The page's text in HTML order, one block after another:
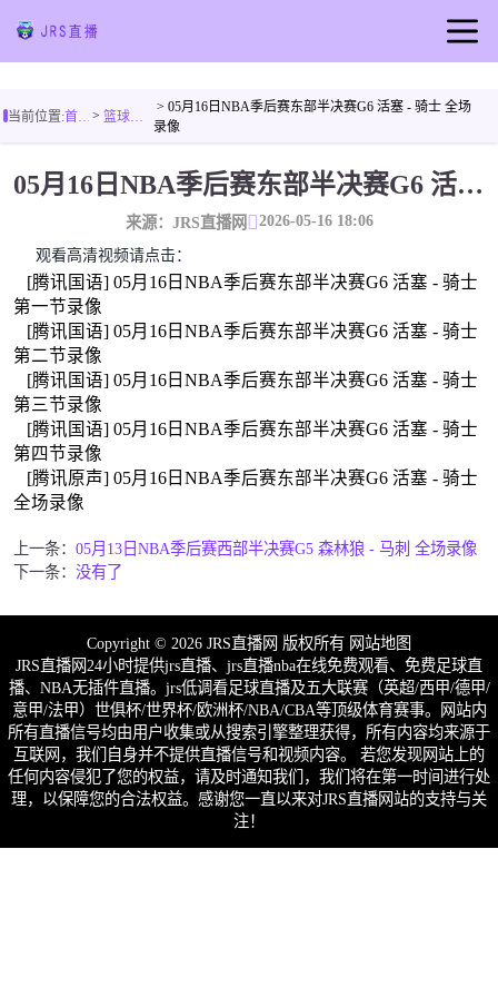
足球直播
足球视频
篮球视频
足球新闻
篮球新闻
当前位置: 首页 > 篮球视频
> 05月16日NBA季后赛东部半决赛G6 活塞 - 骑士 全场
录像
05月16日NBA季后赛东部半决赛G6 活塞 - 骑士 全场录像
来源：JRS直播网 2026-05-16 18:06
观看高清视频请点击：
[腾讯国语] 05月16日NBA季后赛东部半决赛G6 活塞 - 骑士
第一节录像
[腾讯国语] 05月16日NBA季后赛东部半决赛G6 活塞 - 骑士
第二节录像
[腾讯国语] 05月16日NBA季后赛东部半决赛G6 活塞 - 骑士
第三节录像
[腾讯国语] 05月16日NBA季后赛东部半决赛G6 活塞 - 骑士
第四节录像
[腾讯原声] 05月16日NBA季后赛东部半决赛G6 活塞 - 骑士
全场录像
上一条： 05月13日NBA季后赛西部半决赛G5 森林狼 - 马刺 全场录像
下一条： 没有了
Copyright © 2026 JRS直播网 版权所有 网站地图
JRS直播网24小时提供jrs直播、jrs直播nba在线免费观看、免费足球直
播、NBA无插件直播。jrs低调看足球直播及五大联赛（英超/西甲/德甲/
意甲/法甲）世俱杯/世界杯/欧洲杯/NBA/CBA等顶级体育赛事。网站内
所有直播信号均由用户收集或从搜索引擎整理获得，所有内容均来源于
互联网，我们自身并不提供直播信号和视频内容。 若您发现网站上的
任何内容侵犯了您的权益，请及时通知我们，我们将在第一时间进行处
理，以保障您的合法权益。感谢您一直以来对JRS直播网站的支持与关
注！